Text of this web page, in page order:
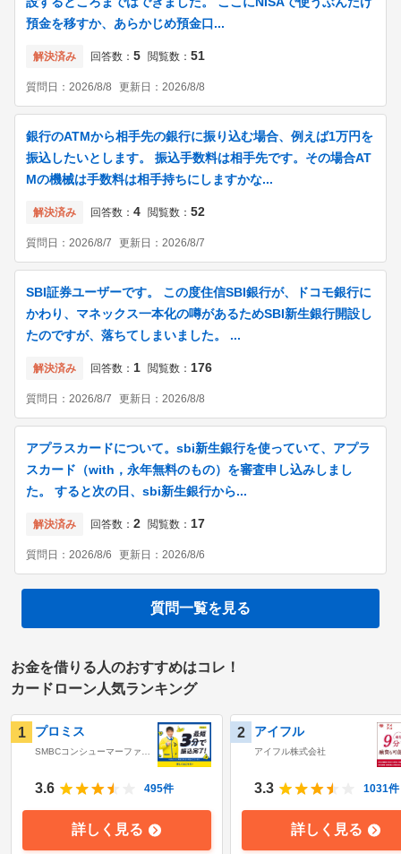
預金を移すか、あらかじめ預金口...
解決済み 回答数： 5 閲覧数： 51
質問日： 2026/8/8 更新日： 2026/8/8
銀行のATMから相手先の銀行に振り込む場合、例えば1万円を
振込したいとします。 振込手数料は相手先です。その場合AT
Mの機械は手数料は相手持ちにしますかな...
解決済み 回答数： 4 閲覧数： 52
質問日： 2026/8/7 更新日： 2026/8/7
SBI証券ユーザーです。 この度住信SBI銀行が、ドコモ銀行に
かわり、マネックス一本化の噂があるためSBI新生銀行開設し
たのですが、落ちてしまいました。 ...
解決済み 回答数： 1 閲覧数： 176
質問日： 2026/8/7 更新日： 2026/8/8
アプラスカードについて。sbi新生銀行を使っていて、アプラ
スカード（with，永年無料のもの）を審査申し込みしまし
た。 すると次の日、sbi新生銀行から...
解決済み 回答数： 2 閲覧数： 17
質問日： 2026/8/6 更新日： 2026/8/6
質問一覧を見る
お金を借りる人のおすすめはコレ！
カードローン人気ランキング
1 プロミス
SMBCコンシューマーファイ
3.6 495件
詳しく見る
2 アイフル
アイフル株式会社
3.3 1031件
詳しく見る